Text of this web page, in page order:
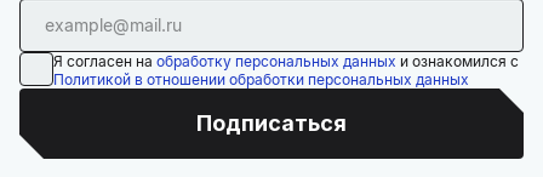
Я согласен на обработку персональных данных и ознакомился с
Политикой в отношении обработки персональных данных
Подписаться